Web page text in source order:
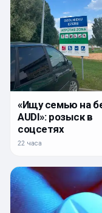
«Ищу семью на
AUDI»: розыск в
соцсетях
22 часа